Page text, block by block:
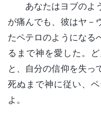
あなたはヨブのよ
が痛んでも、彼はヤ－
たペテロのようになる
るまで神を愛した。
と、自分の信仰を失っ
死ぬまで神に従い、
よ。